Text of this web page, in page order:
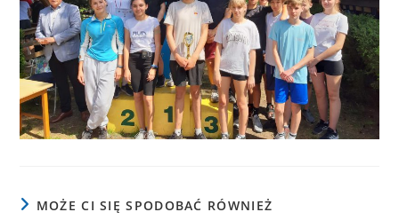
MOŻE CI SIĘ SPODOBAĆ RÓWNIEŻ